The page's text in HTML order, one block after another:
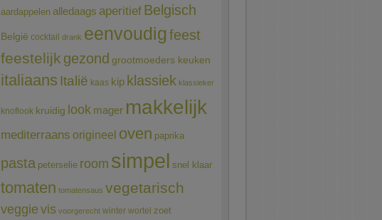
aardappelen alledaags aperitief Belgisch
België cocktail drank eenvoudigfeest
feestelijk gezond grootmoeders keuken
italiaans Italië kaas kip klassiek klassieker
knoflook kruidig look mager makkelijk
mediterraans origineel oven paprika
pasta peterselie room simpel snel klaar
tomaten tomatensaus vegetarisch
veggie vis voorgerecht winter wortel zoet